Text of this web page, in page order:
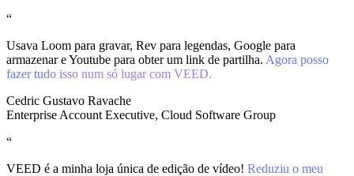
“
Usava Loom para gravar, Rev para legendas, Google para
armazenar e Youtube para obter um link de partilha. Agora posso
fazer tudo isso num só lugar com VEED.
Cedric Gustavo Ravache
Enterprise Account Executive, Cloud Software Group
“
VEED é a minha loja única de edição de vídeo! Reduziu o meu